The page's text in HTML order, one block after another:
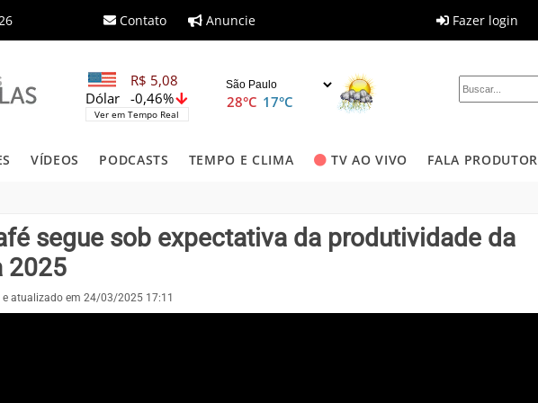
Contato Anuncie Fazer login
R$ 5,08
-0,46%
Dólar
Ver em Tempo Real
28°C 17°C
VÍDEOS PODCASTS TEMPO E CLIMA TV AO VIVO FALA PRODUTOR
segue sob expectativa da produtividade da
2025
atualizado em 24/03/2025 17:11